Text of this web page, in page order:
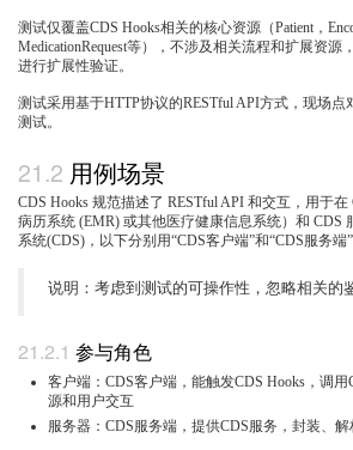
测试仅覆盖CDS Hooks相关的核心资源（Patient，
MedicationRequest等），不涉及相关流程和扩展资源
进行扩展性验证。
测试采用基于HTTP协议的RESTful API方式，现场
测试。
用例场景
CDS Hooks 规范描述了 RESTful API 和交互，用于
病历系统 (EMR) 或其他医疗健康信息系统）和 CDS
系统(CDS)，以下分别用“CDS客户端”和“CDS服务端
说明：考虑到测试的可操作性，忽略相关的
参与角色
客户端：CDS客户端，能触发CDS Hooks，调
源和用户交互
服务器：CDS服务端，提供CDS服务，封装、